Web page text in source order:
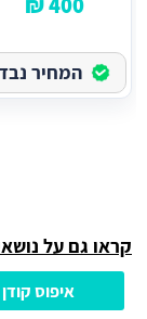
המחיר
קראו גם על
איפוס